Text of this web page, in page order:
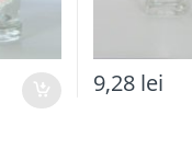
9,28 lei